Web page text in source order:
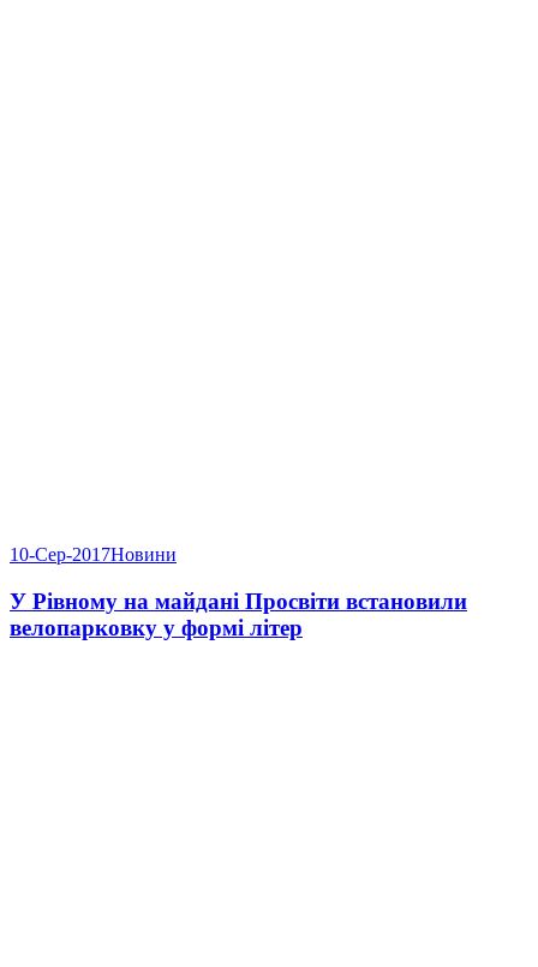
10-Сер-2017Новини
У Рівному на майдані Просвіти встановили
велопарковку у формі літер